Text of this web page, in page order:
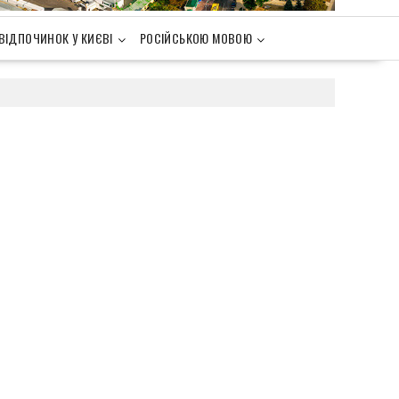
ВІДПОЧИНОК У КИЄВІ РОСІЙСЬКОЮ МОВОЮ